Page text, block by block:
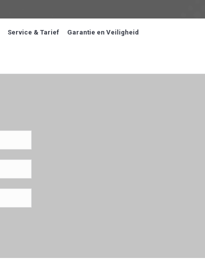
Service & Tarief Garantie en Veiligheid